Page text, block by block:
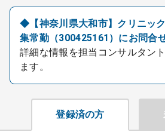
DtoDとは
お問合せ
医院の譲渡・売却をお考えの方
採用をお考えの医療機関の方
◆【神奈川県大和市】クリニッ
集常勤（300425161）にお問合
詳細な情報を担当コンサルタン
ます。
登録済の方